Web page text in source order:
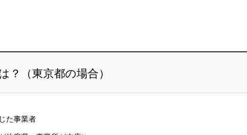
（東京都の場合）
た事業者